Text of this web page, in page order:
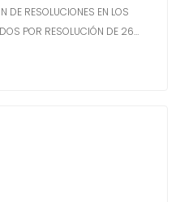
DE RESOLUCIONES EN LOS
POR RESOLUCIÓN DE 26…